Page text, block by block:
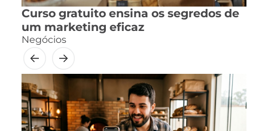
Curso gratuito ensina os segredos de
um marketing eficaz
Negócios